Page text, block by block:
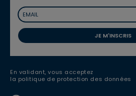
JE M'INSCRIS
En validant, vous acceptez
la politique de protection des données